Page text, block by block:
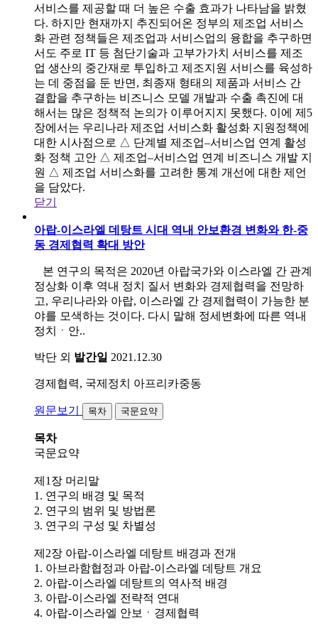
서비스를 제공할 때 더 높은 수출 효과가 나타남을 밝혔
다. 하지만 현재까지 추진되어온 정부의 제조업 서비스
화 관련 정책들은 제조업과 서비스업의 융합을 추구하면
서도 주로 IT 등 첨단기술과 고부가가치 서비스를 제조
업 생산의 중간재로 투입하고 제조지원 서비스를 육성하
는 데 중점을 둔 반면, 최종재 형태의 제품과 서비스 간
결합을 추구하는 비즈니스 모델 개발과 수출 촉진에 대
해서는 많은 정책적 논의가 이루어지지 못했다. 이에 제5
장에서는 우리나라 제조업 서비스화 활성화 지원정책에
대한 시사점으로 △ 단계별 제조업–서비스업 연계 활성
화 정책 고안 △ 제조업–서비스업 연계 비즈니스 개발 지
원 △ 제조업 서비스화를 고려한 통계 개선에 대한 제언
을 담았다.
닫기
아랍-이스라엘 데탕트 시대 역내 안보환경 변화와 한-중
동 경제협력 확대 방안
본 연구의 목적은 2020년 아랍국가와 이스라엘 간 관계
정상화 이후 역내 정치 질서 변화와 경제협력을 전망하
고, 우리나라와 아랍, 이스라엘 간 경제협력이 가능한 분
야를 모색하는 것이다. 다시 말해 정세변화에 따른 역내
정치ㆍ안..
박단 외 발간일 2021.12.30
경제협력, 국제정치 아프리카중동
원문보기 목차 국문요약
목차
국문요약
제1장 머리말
1. 연구의 배경 및 목적
2. 연구의 범위 및 방법론
3. 연구의 구성 및 차별성
제2장 아랍-이스라엘 데탕트 배경과 전개
1. 아브라함협정과 아랍-이스라엘 데탕트 개요
2. 아랍-이스라엘 데탕트의 역사적 배경
3. 아랍-이스라엘 전략적 연대
4. 아랍-이스라엘 안보ㆍ경제협력